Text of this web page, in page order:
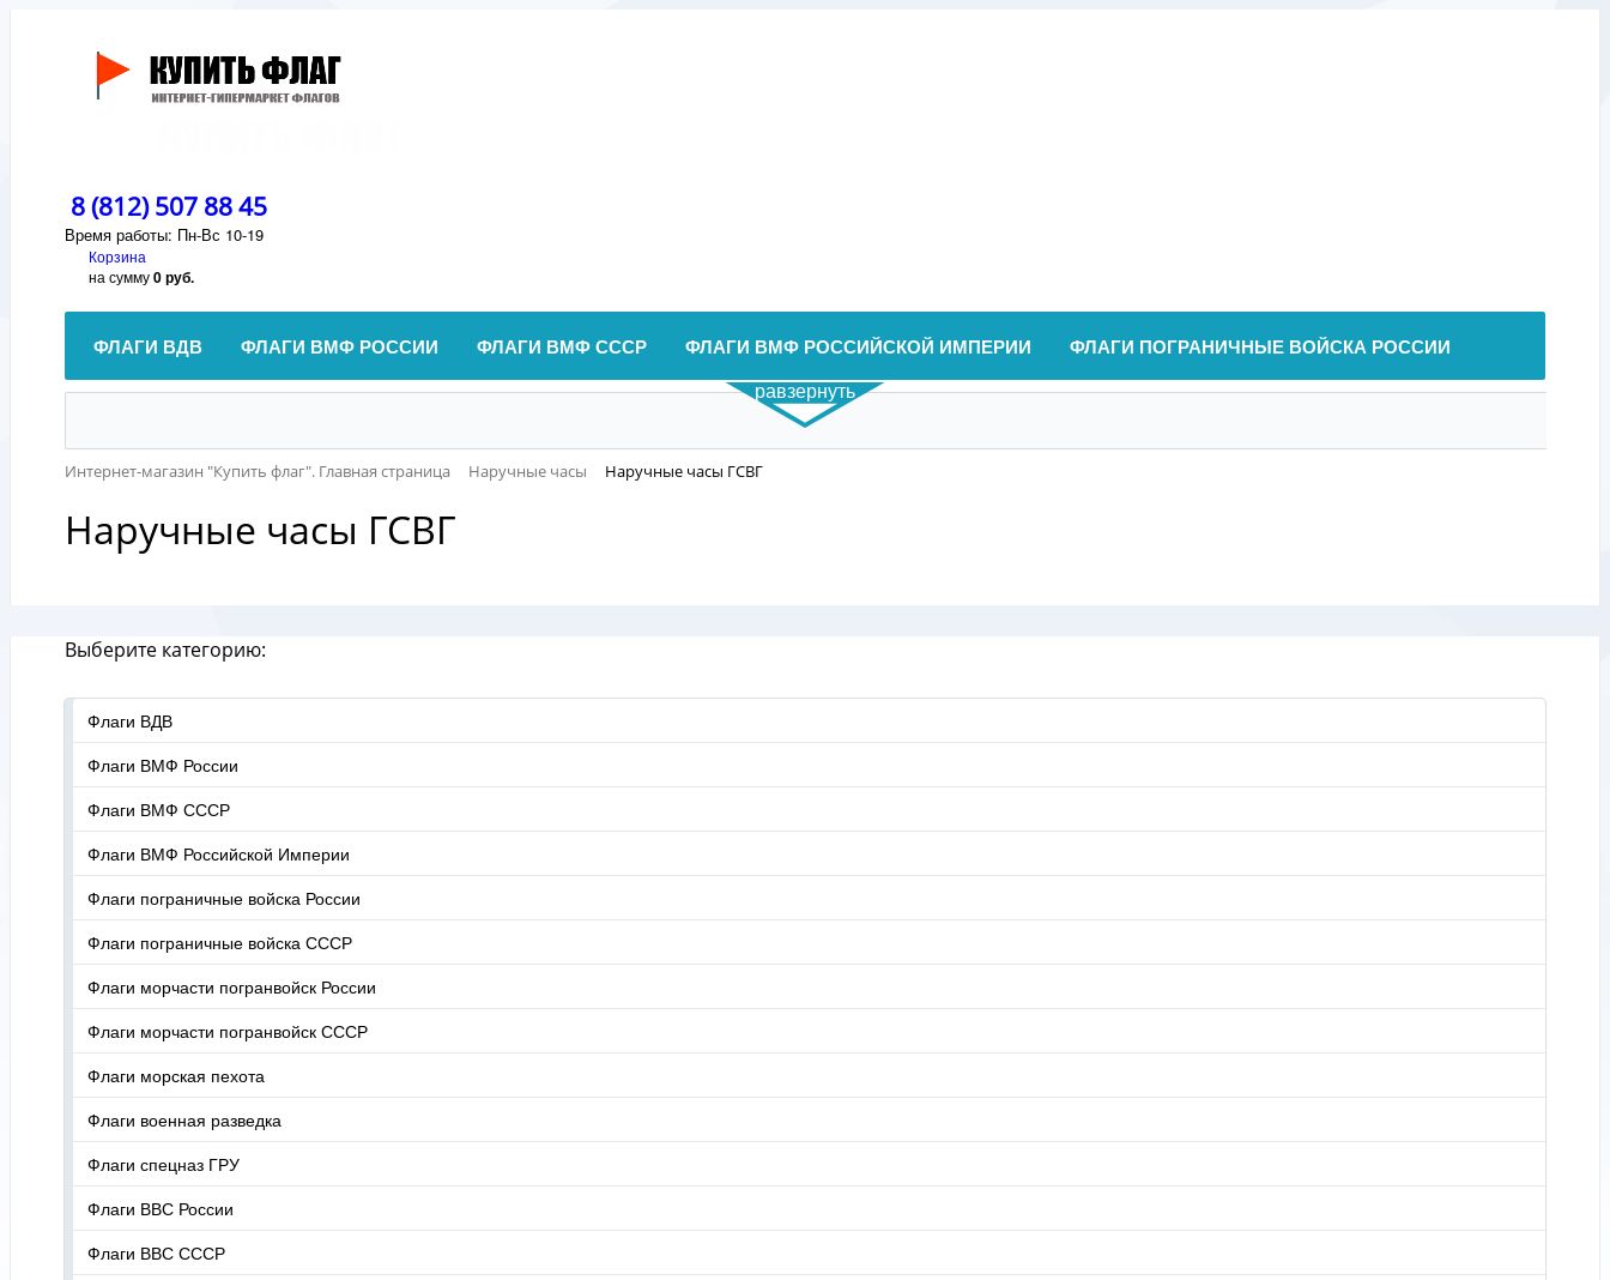
8 (812) 507 88 45
Время работы: Пн-Вс 10-19
Корзина
на сумму0 руб.
ФЛАГИ ВДВ ФЛАГИ ВМФ РОССИИ ФЛАГИ ВМФ СССР ФЛАГИ ВМФ РОССИЙСКОЙ ИМПЕРИИ ФЛАГИ ПОГРАНИЧНЫЕ ВОЙСКА РОССИИ
равзернуть
Интернет-магазин "Купить флаг". Главная страница Наручные часы Наручные часы ГСВГ
Наручные часы ГСВГ
Выберите категорию:
Флаги ВДВ
Флаги ВМФ России
Флаги ВМФ СССР
Флаги ВМФ Российской Империи
Флаги пограничные войска России
Флаги пограничные войска СССР
Флаги морчасти погранвойск России
Флаги морчасти погранвойск СССР
Флаги морская пехота
Флаги военная разведка
Флаги спецназ ГРУ
Флаги ВВС России
Флаги ВВС СССР